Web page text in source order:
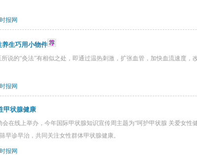
报网
生巧用小物件
说的“灸法”有相似之处，即通过温热刺激，扩张血管，加快血流速度，
报网
甲状腺健康
在线上举办，今年国际甲状腺知识宣传周主题为“呵护甲状腺 关爱女性
诊早治，共同关注女性群体甲状腺健康。
报网